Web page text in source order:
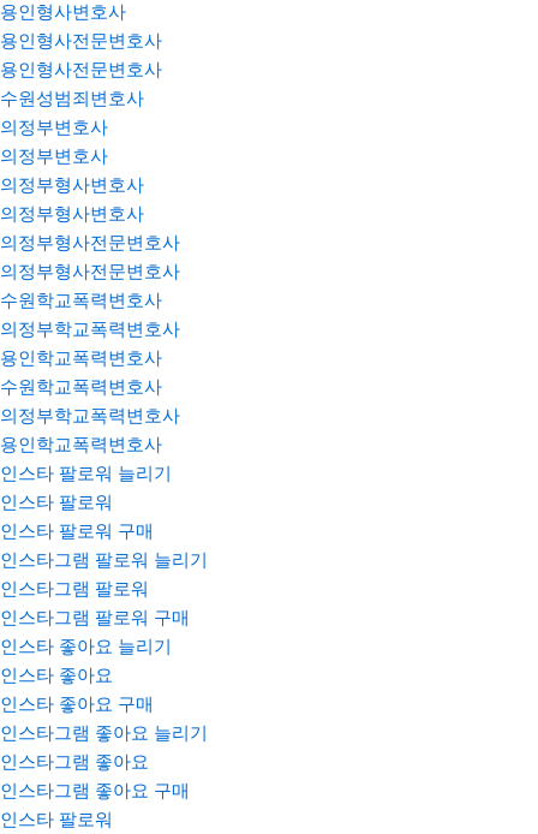
용인형사변호사
용인형사전문변호사
용인형사전문변호사
수원성범죄변호사
의정부변호사
의정부변호사
의정부형사변호사
의정부형사변호사
의정부형사전문변호사
의정부형사전문변호사
수원학교폭력변호사
의정부학교폭력변호사
용인학교폭력변호사
수원학교폭력변호사
의정부학교폭력변호사
용인학교폭력변호사
인스타 팔로워 늘리기
인스타 팔로워
인스타 팔로워 구매
인스타그램 팔로워 늘리기
인스타그램 팔로워
인스타그램 팔로워 구매
인스타 좋아요 늘리기
인스타 좋아요
인스타 좋아요 구매
인스타그램 좋아요 늘리기
인스타그램 좋아요
인스타그램 좋아요 구매
인스타 팔로워